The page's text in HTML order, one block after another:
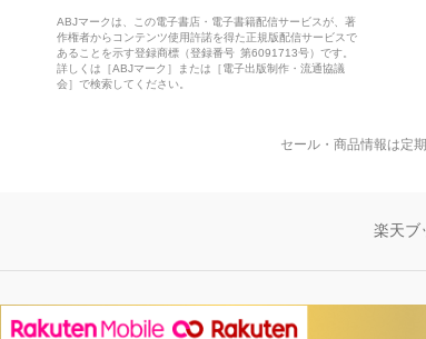
ABJマークは、この電子書店・電子書籍配信サービスが、著
作権者からコンテンツ使用許諾を得た正規版配信サービスで
あることを示す登録商標（登録番号 第6091713号）です。
詳しくは［ABJマーク］または［電子出版制作・流通協議
会］で検索してください。
セール・商品情報は定
楽天ブ